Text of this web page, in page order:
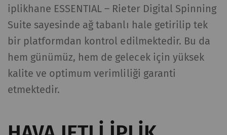
iplikhane ESSENTIAL – Rieter Digital Spinning
Suite sayesinde ağ tabanlı hale getirilip tek
bir platformdan kontrol edilmektedir. Bu da
hem günümüz, hem de gelecek için yüksek
kalite ve optimum verimliliği garanti
etmektedir.
Tanımlama Bilgisi
session
_gid
Eşsiz bir kimlik
kaydeder. Web sitesinde
kullanıcı davranışının
analizine olanak
sağlayan istatistiksel
1 day HTTP
_ga_XXX
Eşsiz bir kimlik